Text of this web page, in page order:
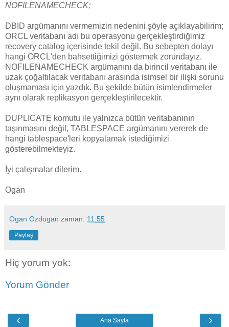
NOFILENAMECHECK;
DBID argümanını vermemizin nedenini şöyle açıklayabilirim;
ORCL veritabanı adı bu operasyonu gerçekleştirdiğimiz
recovery catalog içerisinde tekil değil. Bu sebepten dolayı
hangi ORCL'den bahsettiğimizi göstermek zorundayız.
NOFILENAMECHECK argümanını da birincil veritabanı ile
uzak çoğaltılacak veritabanı arasında isimsel bir ilişki sorunu
oluşmaması için yazdık. Bu şekilde bütün isimlendirmeler
aynı olarak replikasyon gerçekleştirilecektir.
DUPLICATE komutu ile yalnızca bütün veritabanının
taşınmasını değil, TABLESPACE argümanını vererek de
hangi tablespace'leri kopyalamak istediğimizi
gösterebilmekteyiz.
İyi çalışmalar dilerim.
Ogan
Ogan Ozdogan zaman: 11:55
Paylaş
Hiç yorum yok:
Yorum Gönder
‹ ›
Ana Sayfa